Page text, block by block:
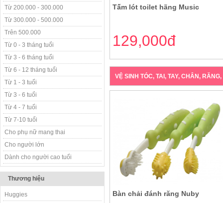
Từ 200.000 - 300.000
Từ 300.000 - 500.000
Trên 500.000
Từ 0 - 3 tháng tuổi
Từ 3 - 6 tháng tuổi
Từ 6 - 12 tháng tuổi
Từ 1 - 3 tuổi
Từ 3 - 6 tuổi
Từ 4 - 7 tuổi
Từ 7-10 tuổi
Cho phụ nữ mang thai
Cho người lớn
Dành cho người cao tuổi
Thương hiệu
Huggies
Tấm lót toilet hãng Music
129,000đ
VỆ SINH TÓC, TAI, TAY, CHÂN, RĂNG,
Bàn chải đánh răng Nuby